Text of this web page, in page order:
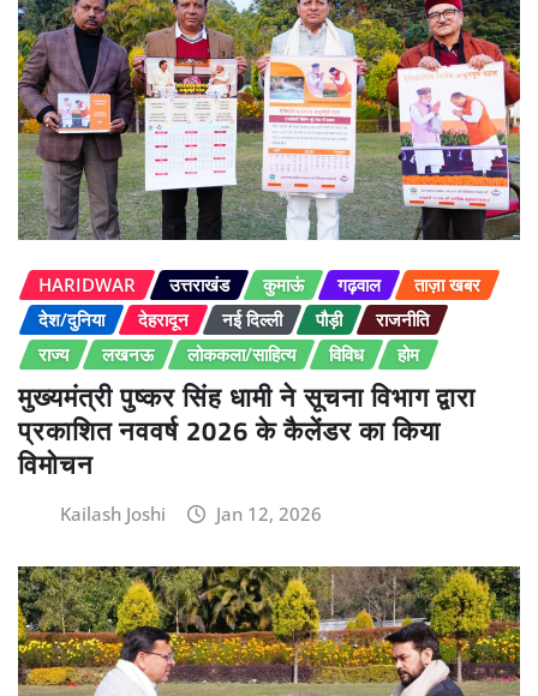
HARIDWAR उत्तराखंड कुमाऊं गढ़वाल
ताज़ा खबर
देश/दुनिया
देहरादून नई दिल्ली पौड़ी
राजनीति
राज्य
लखनऊ लोककला/साहित्य विविध होम
मुख्यमंत्री पुष्कर सिंह धामी ने सूचना विभाग द्वारा
प्रकाशित नववर्ष 2026 के कैलेंडर का किया
विमोचन
Kailash Joshi Jan 12, 2026